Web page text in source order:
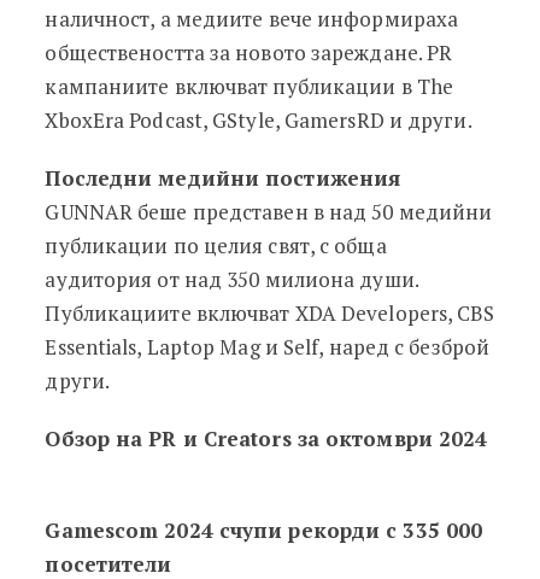
наличност, а медиите вече информираха
обществеността за новото зареждане. PR
кампаниите включват публикации в The
XboxEra Podcast, GStyle, GamersRD и други.
Последни медийни постижения
GUNNAR беше представен в над 50 медийни
публикации по целия свят, с обща
аудитория от над 350 милиона души.
Публикациите включват XDA Developers, CBS
Essentials, Laptop Mag и Self, наред с безброй
други.
Обзор на PR и Creators за октомври 2024
Gamescom 2024 счупи рекорди с 335 000
посетители